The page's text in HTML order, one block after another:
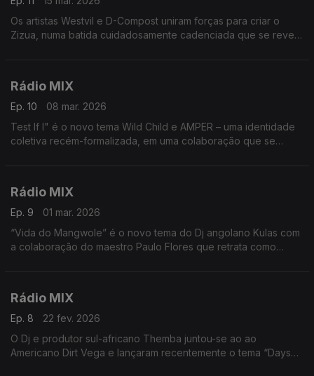
Os artistas Westvil e D-Compost uniram forças para criar o
Zizua, numa batida cuidadosamente cadenciada que se revela
Rádio MIX
Ep. 10
08 mar. 2026
Test If I" é o novo tema Wild Child e AMPER – uma identidade
coletiva recém-formalizada, em uma colaboração que se
Rádio MIX
Ep. 9
01 mar. 2026
“Vida do Mangwole” é o novo tema do Dj angolano Kulas com
a colaboração do maestro Paulo Flores que retrata como
Rádio MIX
Ep. 8
22 fev. 2026
O Dj e produtor sul-africano Themba juntou-se ao ao
Americano Dirt Vega e lançaram recentemente o tema “Days